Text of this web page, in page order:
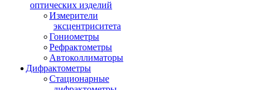
оптических изделий
Измерители
эксцентриситета
Гониометры
Рефрактометры
Автоколлиматоры
Дифрактометры
Стационарные